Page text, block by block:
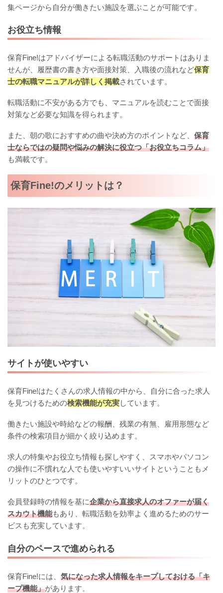
集ページから自分が働きたい施設を選ぶことが可能です。
お役立ち情報
保育Fine!はアドバイザーによる転職活動のサポートはありま
せんが、履歴書の書き方や面接対策、入職後の流れなど保育
士の転職マニュアルが詳しく掲載されています。
転職活動に不安がある方でも、マニュアルを読むことで面接
対策など必要な知識を得られます。
また、朝の歌におすすめの曲や決め方のポイントなど、 保育
士ならではの疑問や悩みの解決に役立つ「お役立ちコラム」
も満載です。
保育Fine!のメリットは？
サイトが使いやすい
保育Fine!はたくさんの求人情報の中から、自分に合った求人
を見つけるための検索機能が充実しています。
働きたい施設や時給などの報酬、残業の有無、雇用形態など
条件の検索項目が細かく絞り込めます。
求人の特集やお役立ち情報も探しやすく、スマホやパソコン
の操作に不慣れな人でも使いやすいいサイトということもメ
リットのひとつです。
会員登録時の情報を基に企業から直接求人のオファーが届く
スカウト機能もあり、転職活動を効率よく進めるためのサー
ビスも充実しています。
自分のペースで進められる
保育Fine!には、 気になった求人情報をキープしておける「キ
ープ機能」があります。